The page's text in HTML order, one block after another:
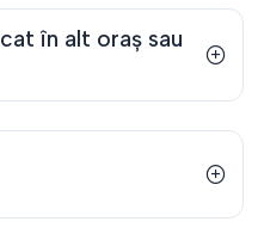
în alt oraș sau